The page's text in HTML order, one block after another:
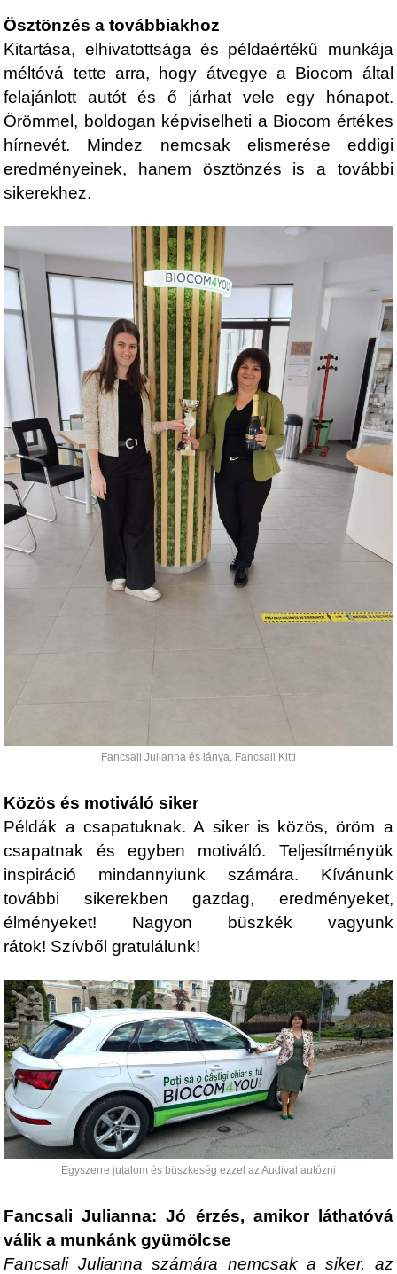
Ösztönzés a továbbiakhoz
Kitartása, elhivatottsága és példaértékű munkája
méltóvá tette arra, hogy átvegye a Biocom által
felajánlott autót és ő járhat vele egy hónapot.
Örömmel, boldogan képviselheti a Biocom értékes
hírnevét. Mindez nemcsak elismerése eddigi
eredményeinek, hanem ösztönzés is a további
sikerekhez.
Fancsali Julianna és lánya, Fancsali Kitti
Közös és motiváló siker
Példák a csapatuknak. A siker is közös, öröm a
csapatnak és egyben motiváló. Teljesítményük
inspiráció mindannyiunk számára. Kívánunk
további sikerekben gazdag, eredményeket,
élményeket! Nagyon büszkék vagyunk
rátok! Szívből gratulálunk!
Egyszerre jutalom és büszkeség ezzel az Audival autózni
Fancsali Julianna: Jó érzés, amikor láthatóvá
válik a munkánk gyümölcse
Fancsali Julianna számára nemcsak a siker, az